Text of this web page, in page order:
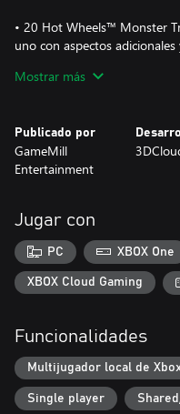
• 20 Hot Wheels™ Monster
uno con aspectos
• Puedes jugar y jugar de
y enviar las puntuaciones a la
Mostrar más
Publicado por
GameMill
Entertainment
Jugar con
PC XBOX One
XBOX Cloud Gaming
Funcionalidades
Multijugador local de
Single player